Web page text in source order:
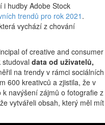
hudby Adobe Stock
trendů pro rok 2021 .
vychází z chování
of creative and consumer
data od uživatelů,
na trendy v rámci sociálních
600 kreativců a zjistila, že v
navýšení zájmů o fotografie z
vytvářeli obsah, který měl mít